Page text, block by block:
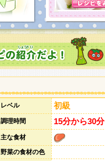
レベル 初級
調理時間 15分から30分
主な食材
野菜の食材の色